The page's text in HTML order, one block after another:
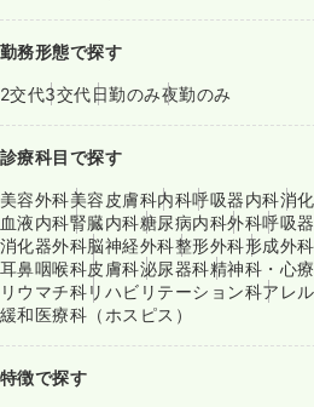
勤務形態で探す
2交代3交代日勤のみ夜勤のみ
診療科目で探す
美容外科美容皮膚科内科呼吸器内科消
血液内科腎臓内科糖尿病内科外科呼吸
消化器外科脳神経外科整形外科形成外科
耳鼻咽喉科皮膚科泌尿器科精神科・心
リウマチ科リハビリテーション科アレ
緩和医療科（ホスピス）
特徴で探す